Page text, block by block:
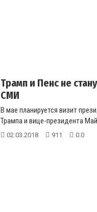
Трамп и Пенс не
СМИ
В мае планируется визит
Трампа и вице-президента
02.03.2018 911 0.0